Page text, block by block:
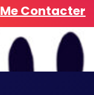
Me Contacter